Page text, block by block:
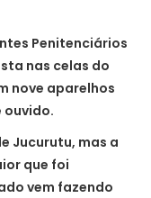
Penitenciários
nas celas do
nove aparelhos
ouvido.
Jucurutu, mas a
que foi
vem fazendo